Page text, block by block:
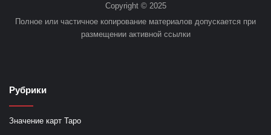
Copyright © 2025
Полное или частичное копирование материалов допускается при
размещении активной ссылки
Рубрики
Значение карт Таро